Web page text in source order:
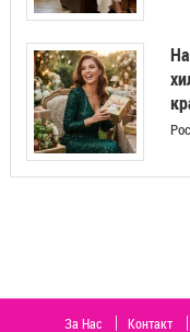
За Нас Контакт